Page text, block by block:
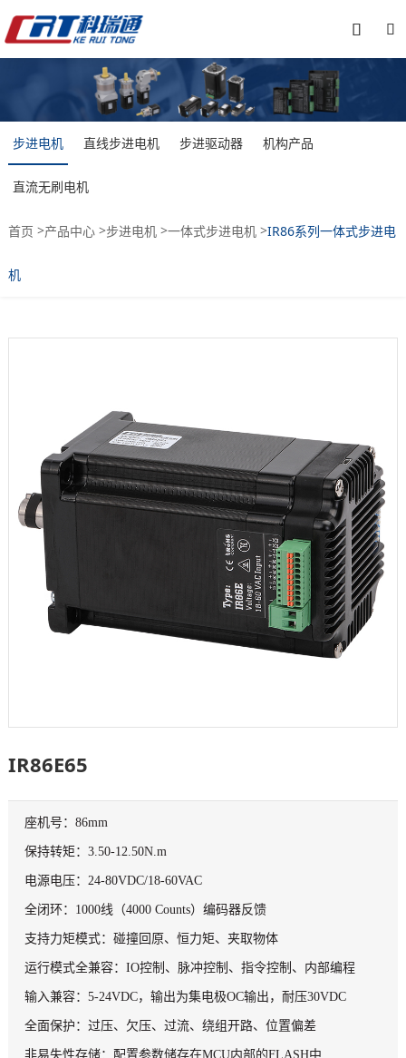


步进电机 直线步进电机 步进驱动器 机构产品
直流无刷电机
首页 >产品中心>步进电机>一体式步进电机>IR86系列一体式步进电
机
IR86E65
座机号：86mm
保持转矩：3.50-12.50N.m
电源电压：24-80VDC/18-60VAC
全闭环：1000线（4000 Counts）编码器反馈
支持力矩模式：碰撞回原、恒力矩、夹取物体
运行模式全兼容：IO控制、脉冲控制、指令控制、内部编程
输入兼容：5-24VDC，输出为集电极OC输出，耐压30VDC
全面保护：过压、欠压、过流、绕组开路、位置偏差
非易失性存储：配置参数储存在MCU内部的FLASH中